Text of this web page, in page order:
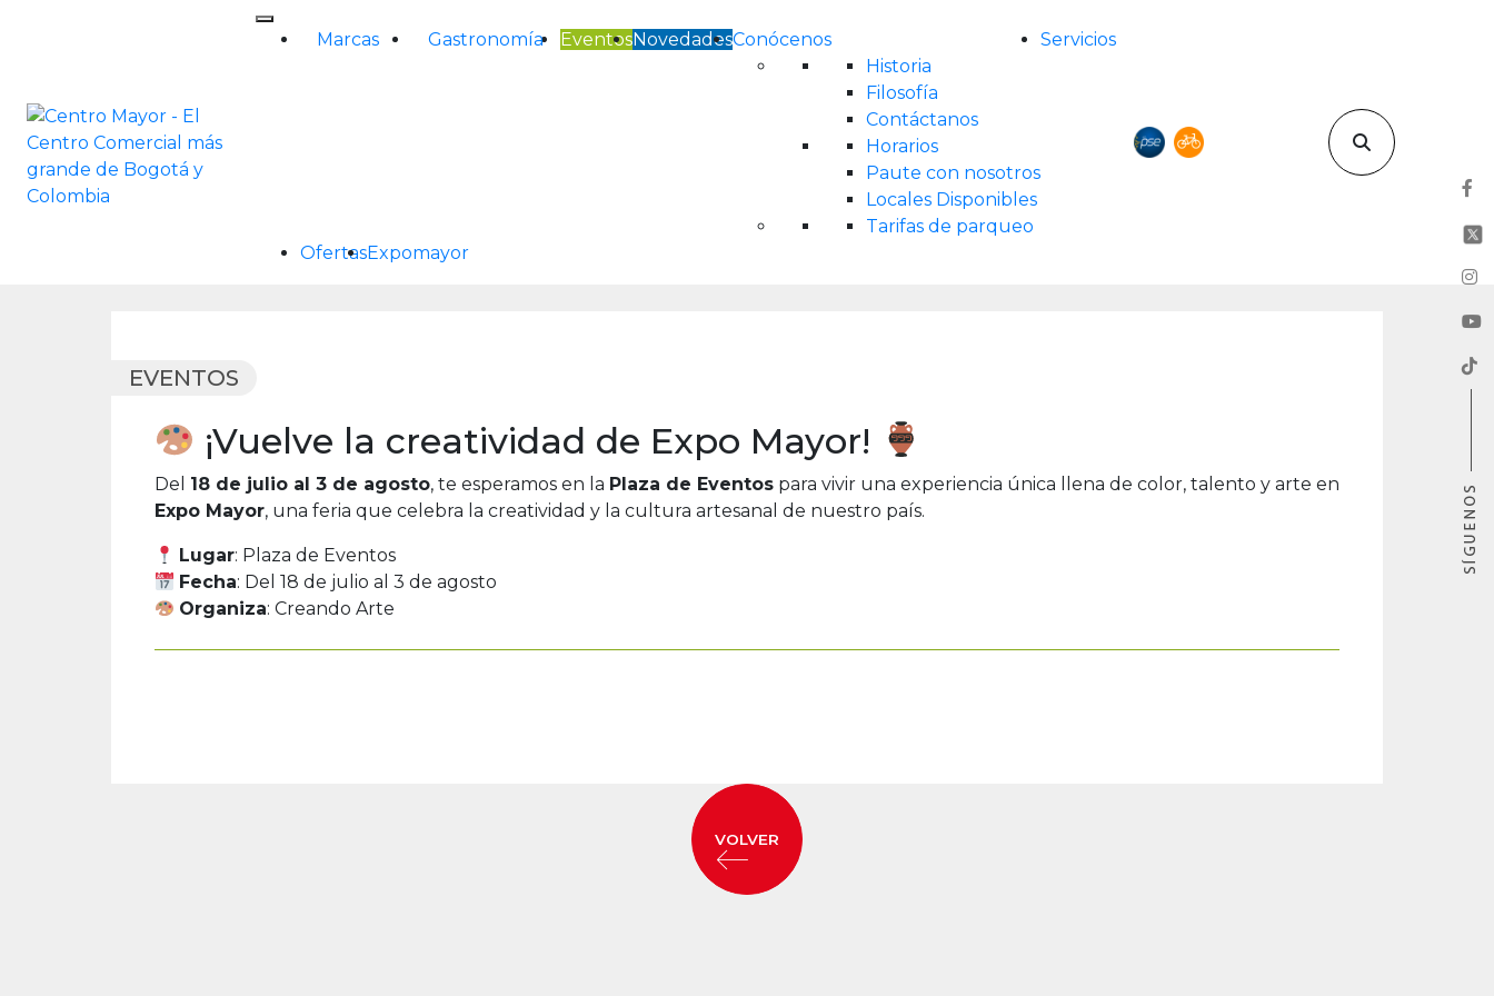
Marcas Gastronomía EventosNovedadesConócenos
Historia
Filosofía
Contáctanos
Horarios
Paute con nosotros
Locales Disponibles
Tarifas de parqueo
Servicios
OfertasExpomayor
EVENTOS
¡Vuelve la creatividad de Expo Mayor!
Del 18 de julio al 3 de agosto, te esperamos en la Plaza de Eventos para vivir una experiencia única llena de color, talento y arte en
Expo Mayor, una feria que celebra la creatividad y la cultura artesanal de nuestro país.
Lugar: Plaza de Eventos
Fecha: Del 18 de julio al 3 de agosto
Organiza: Creando Arte
VOLVER